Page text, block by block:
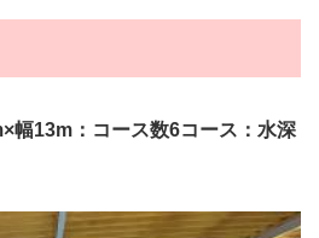
幅13m：コース数6コース：水深